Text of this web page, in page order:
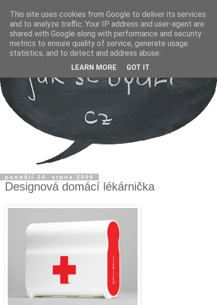
pondělí 24. srpna 2009
Designová domácí lékárnička
This site uses cookies from Google to deliver its services
and to analyze traffic. Your IP address and user-agent are
shared with Google along with performance and security
metrics to ensure quality of service, generate usage
statistics, and to detect and address abuse.
LEARN MORE GOT IT